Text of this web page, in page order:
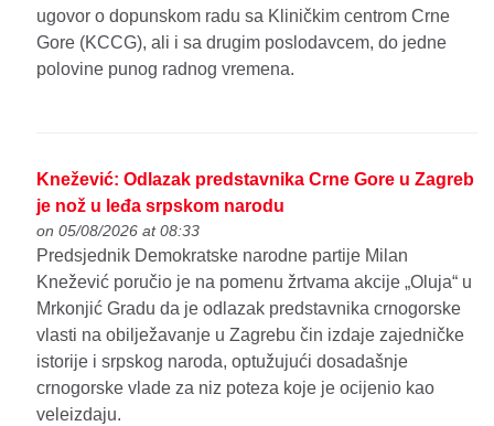
ugovor o dopunskom radu sa Kliničkim centrom Crne
Gore (KCCG), ali i sa drugim poslodavcem, do jedne
polovine punog radnog vremena.
Knežević: Odlazak predstavnika Crne Gore u Zagreb
je nož u leđa srpskom narodu
on 05/08/2026 at 08:33
Predsjednik Demokratske narodne partije Milan
Knežević poručio je na pomenu žrtvama akcije „Oluja“ u
Mrkonjić Gradu da je odlazak predstavnika crnogorske
vlasti na obilježavanje u Zagrebu čin izdaje zajedničke
istorije i srpskog naroda, optužujući dosadašnje
crnogorske vlade za niz poteza koje je ocijenio kao
veleizdaju.